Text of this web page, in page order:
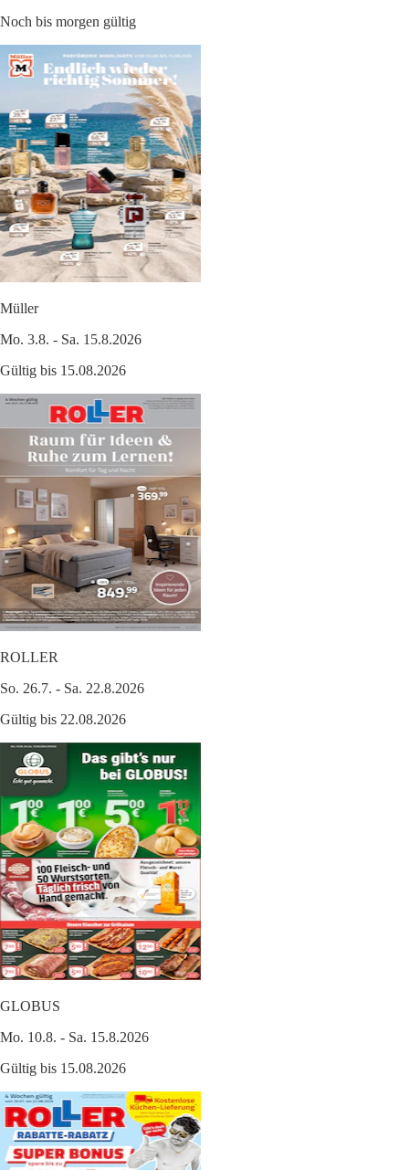
Noch bis morgen gültig
Müller
Mo. 3.8. - Sa. 15.8.2026
Gültig bis 15.08.2026
ROLLER
So. 26.7. - Sa. 22.8.2026
Gültig bis 22.08.2026
GLOBUS
Mo. 10.8. - Sa. 15.8.2026
Gültig bis 15.08.2026